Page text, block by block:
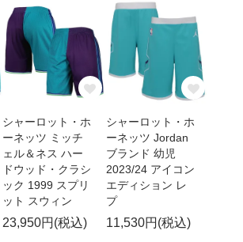
シャーロット・ホ
ーネッツ ミッチ
ェル＆ネス ハー
ドウッド・クラシ
ック 1999 スプリ
ット スウィン
23,950円(税込)
シャーロット・ホ
ーネッツ Jordan
ブランド 幼児
2023/24 アイコン
エディション レ
プ
11,530円(税込)